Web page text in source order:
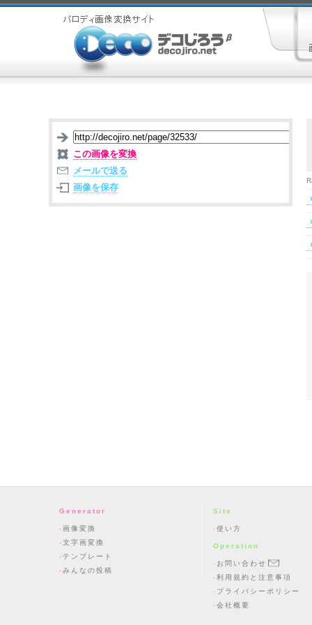
この画像を変換
メールで送る
画像を保存
Generator
画像変換
文字画変換
テンプレート
みんなの投稿
Site
使い方
Operation
お問い合わせ
利用規約と注意事項
プライバシーポリシー
会社概要